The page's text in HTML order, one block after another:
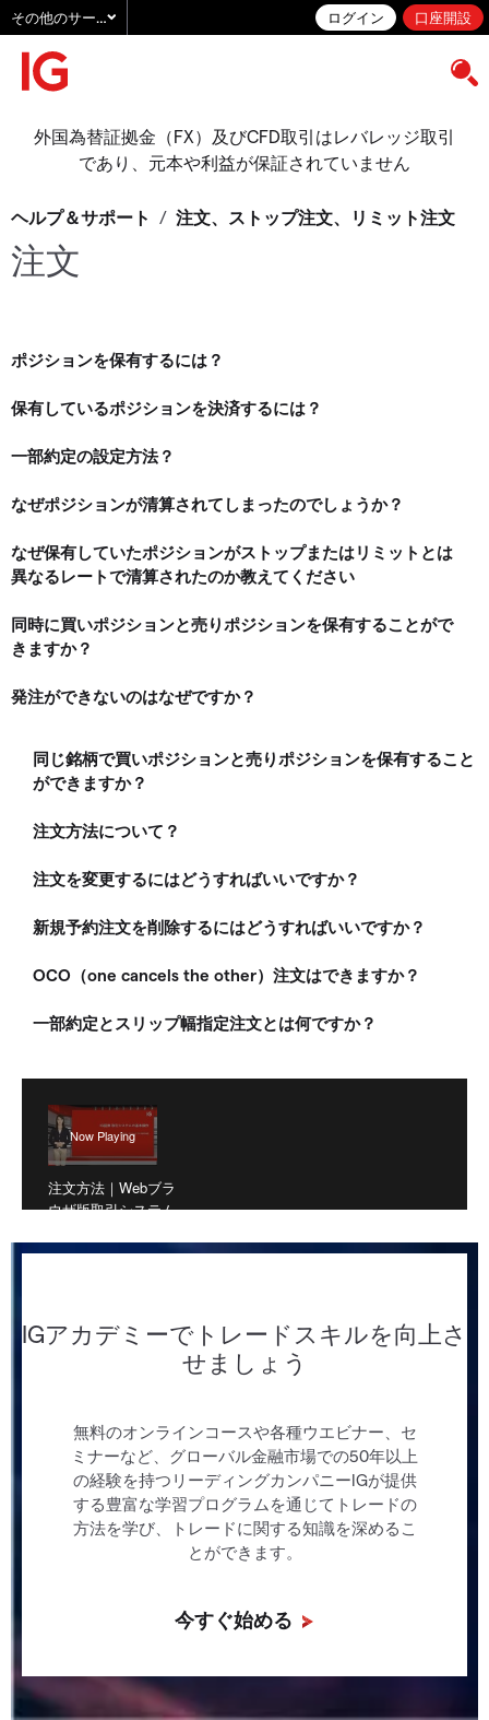
その他のサービス ログイン 口座開設
外国為替証拠金（FX）及びCFD取引はレバレッジ取引
であり、元本や利益が保証されていません
ヘルプ＆サポート / 注文、ストップ注文、リミット注文
注文
ポジションを保有するには？
保有しているポジションを決済するには？
一部約定の設定方法？
なぜポジションが清算されてしまったのでしょうか？
なぜ保有していたポジションがストップまたはリミットとは
異なるレートで清算されたのか教えてください
同時に買いポジションと売りポジションを保有することがで
きますか？
発注ができないのはなぜですか？
同じ銘柄で買いポジションと売りポジションを保有すること
ができますか？
注文方法について？
注文を変更するにはどうすればいいですか？
新規予約注文を削除するにはどうすればいいですか？
OCO（one cancels the other）注文はできますか？
一部約定とスリップ幅指定注文とは何ですか？
注文方法｜Webブラ
ウザ版取引システム
Webブラウザ版取引システムから新規注文を行う方法について解説しています。
IGアカデミーでトレードスキルを向上さ
せましょう
無料のオンラインコースや各種ウエビナー、セ
ミナーなど、グローバル金融市場での50年以上
の経験を持つリーディングカンパニーIGが提供
する豊富な学習プログラムを通じてトレードの
方法を学び、トレードに関する知識を深めるこ
とができます。
今すぐ始める